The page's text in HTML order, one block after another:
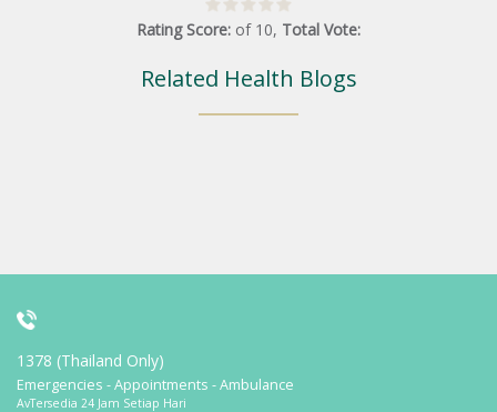
Rating Score: of 10, Total Vote:
Related Health Blogs
1378 (Thailand Only)
Emergencies - Appointments - Ambulance
AvTersedia 24 Jam Setiap Hari